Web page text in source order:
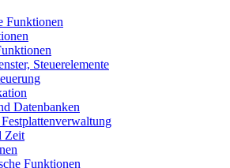
Funktionen
Steuerelemente
Datenbanken
Zeit
Funktionen